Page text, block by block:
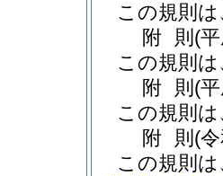
この規則
附 則 (
この規則
附 則 (
この規則
附 則 (
この規則